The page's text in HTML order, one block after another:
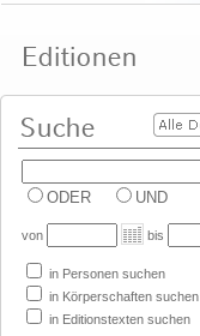
ODER UND
von bis
in Personen suchen
in Körperschaften suchen
in Editionstexten suchen